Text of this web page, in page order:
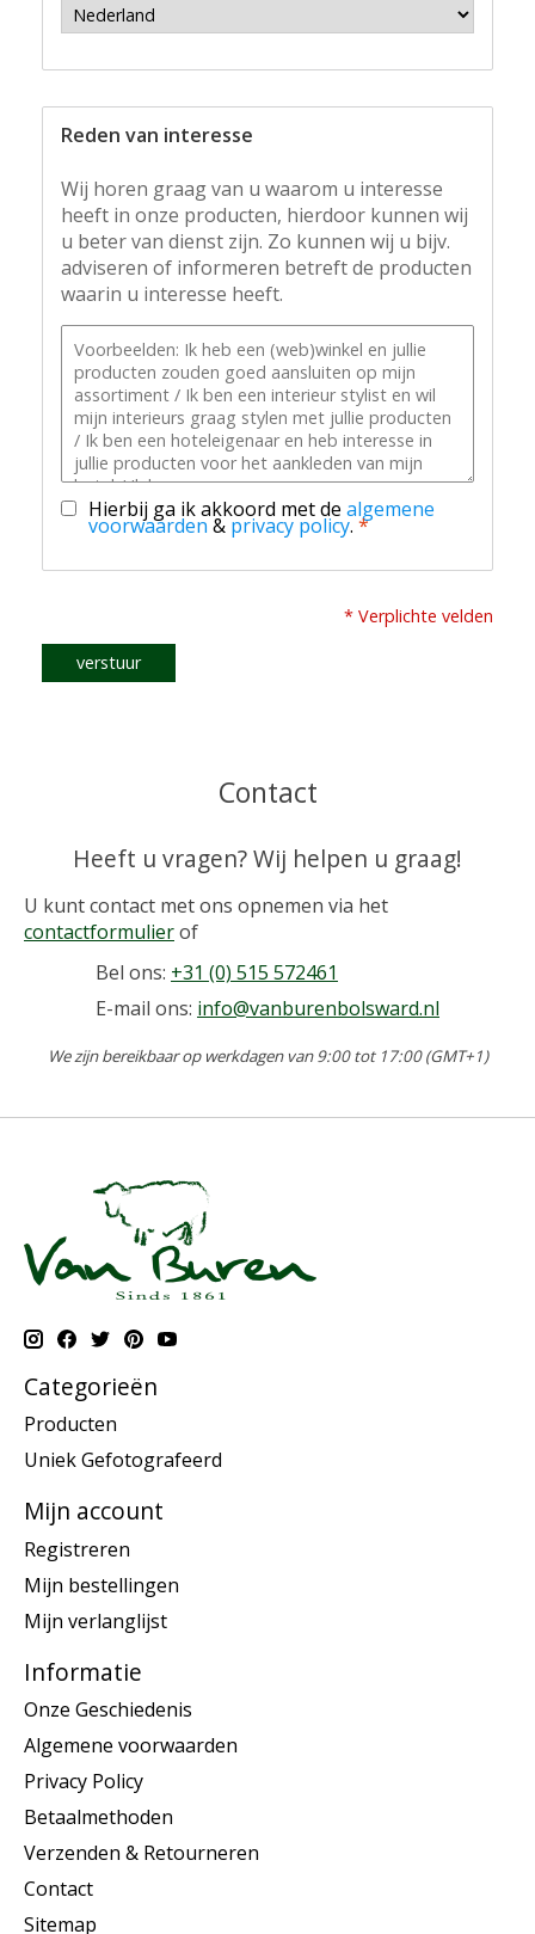
Reden van interesse
Wij horen graag van u waarom u interesse
heeft in onze producten, hierdoor kunnen wij
u beter van dienst zijn. Zo kunnen wij u bijv.
adviseren of informeren betreft de producten
waarin u interesse heeft.
Hierbij ga ik akkoord met de algemene
voorwaarden & privacy policy. *
* Verplichte velden
verstuur
Contact
Heeft u vragen? Wij helpen u graag!
U kunt contact met ons opnemen via het
contactformulierof
Bel ons: +31 (0) 515 572461
E-mail ons: info@vanburenbolsward.nl
We zijn bereikbaar op werkdagen van 9:00 tot 17:00 (GMT+1)
Categorieën
Producten
Uniek Gefotografeerd
Mijn account
Registreren
Mijn bestellingen
Mijn verlanglijst
Informatie
Onze Geschiedenis
Algemene voorwaarden
Privacy Policy
Betaalmethoden
Verzenden & Retourneren
Contact
Sitemap